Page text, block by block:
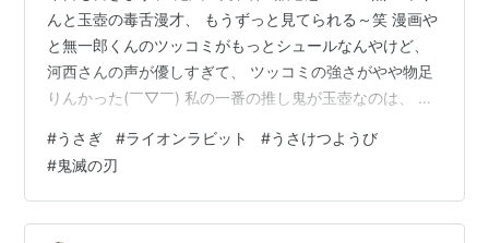
んと玉壺の毒舌漫才、 もうずっと見てられる～笑 漫画や
と無一郎くんのツッコミがもっとシュールなんやけど、
河西さんの声が優しすぎて、 ツッコミの強さがやや物足
りんかった(￣▽￣) 私の一番の推し鬼が玉壺なのは、 な
ャしてたり、 無一郎くんのツッコミにムキーッ！ってな
るとことか、 鋼鐵塚さんの集中具合にムキーッ！ってな
るとことか、 嬉しい！とか悔しい！とかそんなんめっち
ゃ人間ぽいやん！ それに比べて童磨とかは黒死牟とか
#うさぎ #ライオンラビット #うさけつようび
#鬼滅の刃